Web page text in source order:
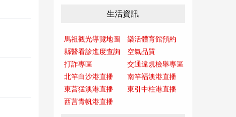
生活資訊
馬祖觀光導覽地圖
樂活體育館預約
縣醫看診進度查詢
空氣品質
打詐專區
交通違規檢舉專區
北竿白沙港直播
南竿福澳港直播
東莒猛澳港直播
東引中柱港直播
西莒青帆港直播